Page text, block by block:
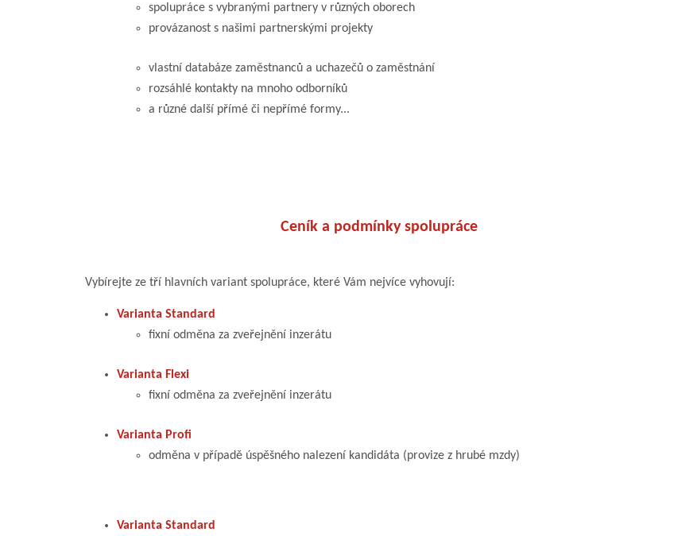
spolupráce s vybranými partnery v různých oborech
provázanost s našimi partnerskými projekty
vlastní databáze zaměstnanců a uchazečů o zaměstnání
rozsáhlé kontakty na mnoho odborníků
a různé další přímé či nepřímé formy...
Ceník a podmínky spolupráce
Vybírejte ze tří hlavních variant spolupráce, které Vám nejvíce vyhovují:
Varianta Standard
fixní odměna za zveřejnění inzerátu
Varianta Flexi
fixní odměna za zveřejnění inzerátu
Varianta Profi
odměna v případě úspěšného nalezení kandidáta (provize z hrubé mzdy)
Varianta Standard